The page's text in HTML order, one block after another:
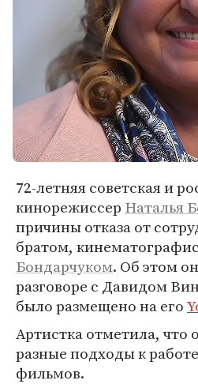
72-летняя советская и
кинорежиссер Наталья
причины отказа от
братом,
Бондарчуком. Об этом
разговоре с Давидом
было размещено на его
Артистка отметила,
разные подходы к
фильмов.